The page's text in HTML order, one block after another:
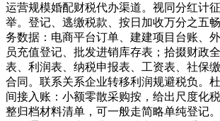
运营规模婚配财税代办渠道。视同分红计
举。登记、逃缴税款、按日加收万分之五
务数据：电商平台订单、建建项目台账、
员充值登记、批发进销库存表；拾掇财政
表、利润表、纳税申报表、工资表、社保
合同。联系关系企业转移利润规避税负。
间接入账：小额零散采购按，给出尺度化
整归档材料清单，可一般走简略单纯登记